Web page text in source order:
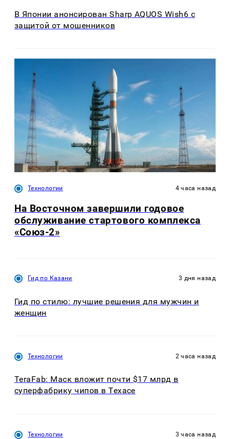
В Японии анонсирован Sharp AQUOS Wish6 с
защитой от мошенников
Технологии 4 часа назад
На Восточном завершили годовое
обслуживание стартового комплекса
«Союз-2»
Гид по Казани 3 дня назад
Гид по стилю: лучшие решения для мужчин и
женщин
Технологии 2 часа назад
TeraFab: Маск вложит почти $17 млрд в
суперфабрику чипов в Техасе
Технологии 3 часа назад